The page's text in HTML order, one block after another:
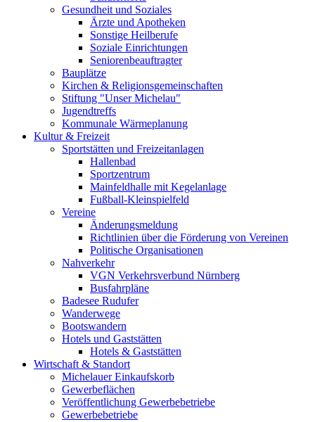
Gesundheit und Soziales
Ärzte und Apotheken
Sonstige Heilberufe
Soziale Einrichtungen
Seniorenbeauftragter
Bauplätze
Kirchen & Religionsgemeinschaften
Stiftung "Unser Michelau"
Jugendtreffs
Kommunale Wärmeplanung
Kultur & Freizeit
Sportstätten und Freizeitanlagen
Hallenbad
Sportzentrum
Mainfeldhalle mit Kegelanlage
Fußball-Kleinspielfeld
Vereine
Änderungsmeldung
Richtlinien über die Förderung von Vereinen
Politische Organisationen
Nahverkehr
VGN Verkehrsverbund Nürnberg
Busfahrpläne
Badesee Rudufer
Wanderwege
Bootswandern
Hotels und Gaststätten
Hotels & Gaststätten
Wirtschaft & Standort
Michelauer Einkaufskorb
Gewerbeflächen
Veröffentlichung Gewerbebetriebe
Gewerbebetriebe